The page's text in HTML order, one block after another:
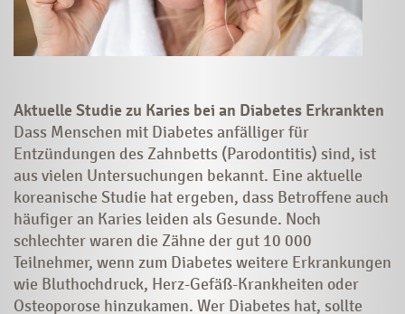
Aktuelle Studie zu Karies bei an Diabetes Erkrankten
Dass Menschen mit Diabetes anfälliger für
Entzündungen des Zahnbetts (Parodontitis) sind, ist
aus vielen Untersuchungen bekannt. Eine aktuelle
koreanische Studie hat ergeben, dass Betroffene auch
häufiger an Karies leiden als Gesunde. Noch
schlechter waren die Zähne der gut 10 000
Teilnehmer, wenn zum Diabetes weitere Erkrankungen
wie Bluthochdruck, Herz-Gefäß-Krankheiten oder
Osteoporose hinzukamen. Wer Diabetes hat, sollte